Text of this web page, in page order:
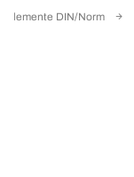
DIN/Norm